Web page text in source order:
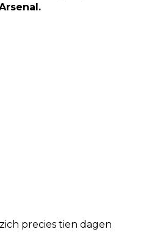
precies tien dagen